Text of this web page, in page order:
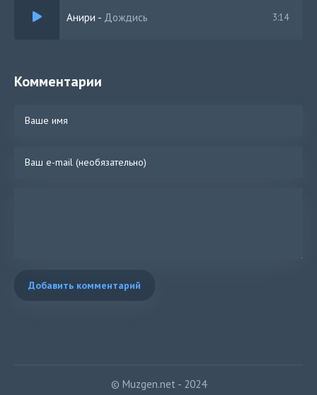
Анири - Дождись 3:14
Комментарии
Добавить комментарий
© Muzgen.net - 2024